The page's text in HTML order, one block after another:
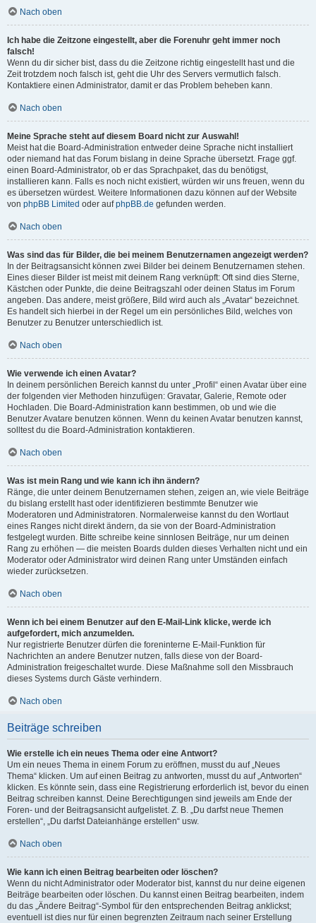
Nach oben
Ich habe die Zeitzone eingestellt, aber die Forenuhr geht immer noch
falsch!
Wenn du dir sicher bist, dass du die Zeitzone richtig eingestellt hast und die
Zeit trotzdem noch falsch ist, geht die Uhr des Servers vermutlich falsch.
Kontaktiere einen Administrator, damit er das Problem beheben kann.
Nach oben
Meine Sprache steht auf diesem Board nicht zur Auswahl!
Meist hat die Board-Administration entweder deine Sprache nicht installiert
oder niemand hat das Forum bislang in deine Sprache übersetzt. Frage ggf.
einen Board-Administrator, ob er das Sprachpaket, das du benötigst,
installieren kann. Falls es noch nicht existiert, würden wir uns freuen, wenn du
es übersetzen würdest. Weitere Informationen dazu können auf der Website
von phpBB Limited oder aufphpBB.de gefunden werden.
Nach oben
Was sind das für Bilder, die bei meinem Benutzernamen angezeigt werden?
In der Beitragsansicht können zwei Bilder bei deinem Benutzernamen stehen.
Eines dieser Bilder ist meist mit deinem Rang verknüpft: Oft sind dies Sterne,
Kästchen oder Punkte, die deine Beitragszahl oder deinen Status im Forum
angeben. Das andere, meist größere, Bild wird auch als „Avatar“ bezeichnet.
Es handelt sich hierbei in der Regel um ein persönliches Bild, welches von
Benutzer zu Benutzer unterschiedlich ist.
Nach oben
Wie verwende ich einen Avatar?
In deinem persönlichen Bereich kannst du unter „Profil“ einen Avatar über eine
der folgenden vier Methoden hinzufügen: Gravatar, Galerie, Remote oder
Hochladen. Die Board-Administration kann bestimmen, ob und wie die
Benutzer Avatare benutzen können. Wenn du keinen Avatar benutzen kannst,
solltest du die Board-Administration kontaktieren.
Nach oben
Was ist mein Rang und wie kann ich ihn ändern?
Ränge, die unter deinem Benutzernamen stehen, zeigen an, wie viele Beiträge
du bislang erstellt hast oder identifizieren bestimmte Benutzer wie
Moderatoren und Administratoren. Normalerweise kannst du den Wortlaut
eines Ranges nicht direkt ändern, da sie von der Board-Administration
festgelegt wurden. Bitte schreibe keine sinnlosen Beiträge, nur um deinen
Rang zu erhöhen — die meisten Boards dulden dieses Verhalten nicht und ein
Moderator oder Administrator wird deinen Rang unter Umständen einfach
wieder zurücksetzen.
Nach oben
Wenn ich bei einem Benutzer auf den E-Mail-Link klicke, werde ich
aufgefordert, mich anzumelden.
Nur registrierte Benutzer dürfen die foreninterne E-Mail-Funktion für
Nachrichten an andere Benutzer nutzen, falls diese von der Board-
Administration freigeschaltet wurde. Diese Maßnahme soll den Missbrauch
dieses Systems durch Gäste verhindern.
Nach oben
Beiträge schreiben
Wie erstelle ich ein neues Thema oder eine Antwort?
Um ein neues Thema in einem Forum zu eröffnen, musst du auf „Neues
Thema“ klicken. Um auf einen Beitrag zu antworten, musst du auf „Antworten“
klicken. Es könnte sein, dass eine Registrierung erforderlich ist, bevor du einen
Beitrag schreiben kannst. Deine Berechtigungen sind jeweils am Ende der
Foren- und der Beitragsansicht aufgelistet. Z. B. „Du darfst neue Themen
erstellen“, „Du darfst Dateianhänge erstellen“ usw.
Nach oben
Wie kann ich einen Beitrag bearbeiten oder löschen?
Wenn du nicht Administrator oder Moderator bist, kannst du nur deine eigenen
Beiträge bearbeiten oder löschen. Du kannst einen Beitrag bearbeiten, indem
du das „Ändere Beitrag“-Symbol für den entsprechenden Beitrag anklickst;
eventuell ist dies nur für einen begrenzten Zeitraum nach seiner Erstellung